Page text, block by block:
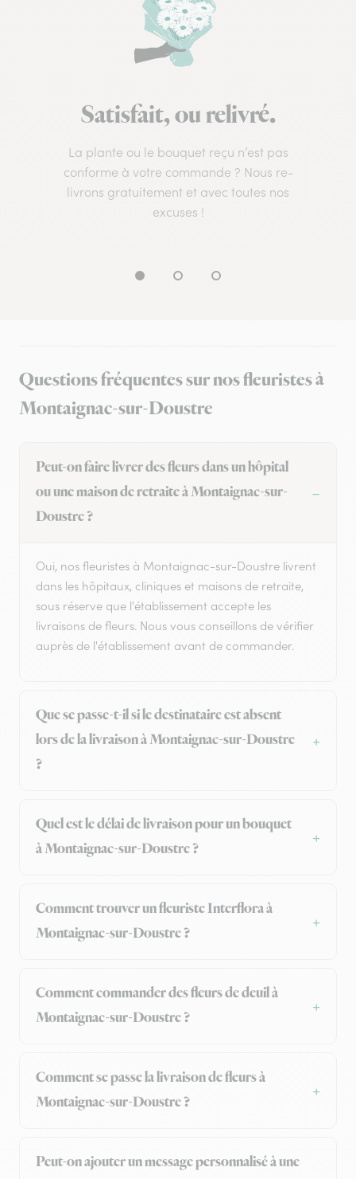
Satisfait, ou relivré.
La plante ou le bouquet reçu n’est pas
conforme à votre commande ? Nous re-
livrons gratuitement et avec toutes nos
excuses !
Questions fréquentes sur nos fleuristes à
Montaignac-sur-Doustre
Peut-on faire livrer des fleurs dans un hôpital
ou une maison de retraite à Montaignac-sur-
Doustre ?
Oui, nos fleuristes à Montaignac-sur-Doustre livrent
dans les hôpitaux, cliniques et maisons de retraite,
sous réserve que l'établissement accepte les
livraisons de fleurs. Nous vous conseillons de vérifier
auprès de l'établissement avant de commander.
Que se passe-t-il si le destinataire est absent
lors de la livraison à Montaignac-sur-Doustre
?
Quel est le délai de livraison pour un bouquet
à Montaignac-sur-Doustre ?
Comment trouver un fleuriste Interflora à
Montaignac-sur-Doustre ?
Comment commander des fleurs de deuil à
Montaignac-sur-Doustre ?
Comment se passe la livraison de fleurs à
Montaignac-sur-Doustre ?
Peut-on ajouter un message personnalisé à une